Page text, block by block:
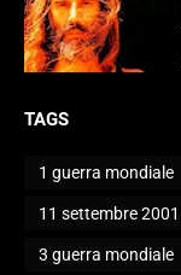
TAGS
1 guerra mondiale
11 settembre 2001
3 guerra mondiale